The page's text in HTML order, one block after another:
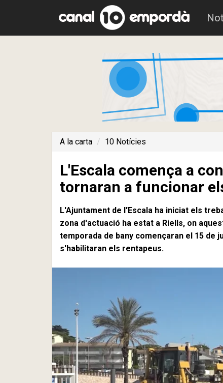
A la carta 10 Notícies
L'Escala comença a
tornaran a funcionar
L'Ajuntament de l'Escala ha iniciat els
zona d'actuació ha estat a Riells, on
temporada de bany començaran el 15 de
s'habilitaran els rentapeus.